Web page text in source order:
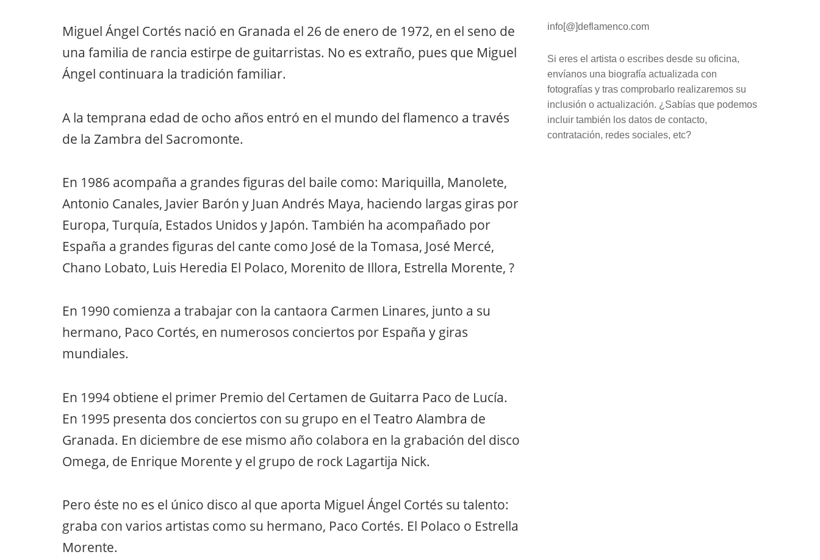
Miguel Ángel Cortés nació en Granada el 26 de enero de 1972, en el seno de
una familia de rancia estirpe de guitarristas. No es extraño, pues que Miguel
Ángel continuara la tradición familiar.
A la temprana edad de ocho años entró en el mundo del flamenco a través
de la Zambra del Sacromonte.
En 1986 acompaña a grandes figuras del baile como: Mariquilla, Manolete,
Antonio Canales, Javier Barón y Juan Andrés Maya, haciendo largas giras por
Europa, Turquía, Estados Unidos y Japón. También ha acompañado por
España a grandes figuras del cante como José de la Tomasa, José Mercé,
Chano Lobato, Luis Heredia El Polaco, Morenito de Illora, Estrella Morente, ?
En 1990 comienza a trabajar con la cantaora Carmen Linares, junto a su
hermano, Paco Cortés, en numerosos conciertos por España y giras
mundiales.
En 1994 obtiene el primer Premio del Certamen de Guitarra Paco de Lucía.
En 1995 presenta dos conciertos con su grupo en el Teatro Alambra de
Granada. En diciembre de ese mismo año colabora en la grabación del disco
Omega, de Enrique Morente y el grupo de rock Lagartija Nick.
Pero éste no es el único disco al que aporta Miguel Ángel Cortés su talento:
graba con varios artistas como su hermano, Paco Cortés. El Polaco o Estrella
Morente.
info[@]deflamenco.com
Si eres el artista o escribes desde su oficina,
envíanos una biografía actualizada con
fotografías y tras comprobarlo realizaremos su
inclusión o actualización. ¿Sabías que podemos
incluir también los datos de contacto,
contratación, redes sociales, etc?